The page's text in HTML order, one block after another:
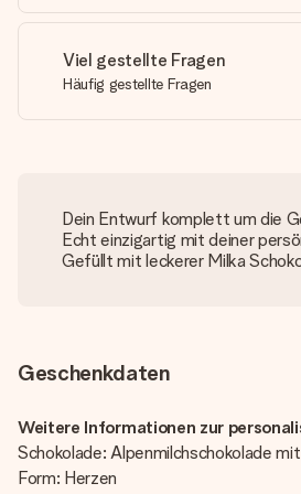
Viel gestellte Fragen
Häufig gestellte Fragen
Dein Entwurf komplett um die
Echt einzigartig mit deiner
Gefüllt mit leckerer Milka
Geschenkdaten
Weitere Informationen zur
Schokolade: Alpenmilchschokolade
Form: Herzen